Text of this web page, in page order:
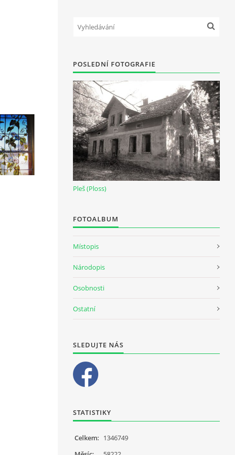
POSLEDNÍ FOTOGRAFIE
Pleš (Ploss)
FOTOALBUM
Místopis
Národopis
Osobnosti
Ostatní
SLEDUJTE NÁS
STATISTIKY
Celkem: 1346749